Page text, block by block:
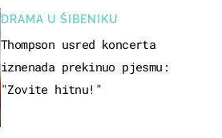
DRAMA U ŠIBENIKU
Thompson usred koncerta
iznenada prekinuo pjesmu:
"Zovite hitnu!"